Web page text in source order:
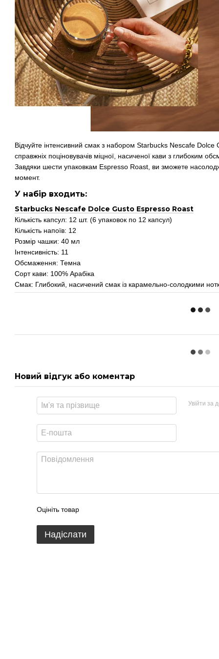
Відчуйте інтенсивний смак з набором Starbucks Nescafe
справжніх поціновувачів міцної, насиченої кави з глибоким
Завдяки шести упаковкам Espresso Roast, ви зможете
момент.
У набір входить:
Starbucks Nescafe Dolce Gusto Espresso Roast
Кількість капсул: 12 шт. (6 упаковок по 12 капсул)
Кількість напоїв: 12
Розмір чашки: 40 мл
Інтенсивність: 11
Обсмаження: Темна
Сорт кави: 100% Арабіка
Смак: Глибокий, насичений смак із карамельно-солодкими
Новий відгук або коментар
Увійти за
Оцініть товар
Надіслати